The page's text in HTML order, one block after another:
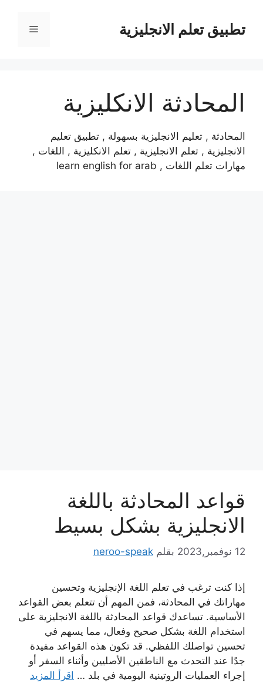
المحتوىتطبيق تعلم الانجليزية القائمة
المحادثة الانكليزية
المحادثة , تعليم الانجليزية بسهولة , تطبيق تعليم
الانجليزية , تعلم الانجليزية , تعلم الانكليزية , اللغات ,
مهارات تعلم اللغات , learn english for arab
قواعد المحادثة باللغة
الانجليزية بشكل بسيط
12 نوفمبر,2023 بقلم neroo-speak
إذا كنت ترغب في تعلم اللغة الإنجليزية وتحسين
مهاراتك في المحادثة، فمن المهم أن تتعلم بعض القواعد
الأساسية. تساعدك قواعد المحادثة باللغة الانجليزية على
استخدام اللغة بشكل صحيح وفعال، مما يسهم في
تحسين تواصلك اللفظي. قد تكون هذه القواعد مفيدة
جدًا عند التحدث مع الناطقين الأصليين وأثناء السفر أو
إجراء العمليات الروتينية اليومية في بلد … اقرأ المزيد